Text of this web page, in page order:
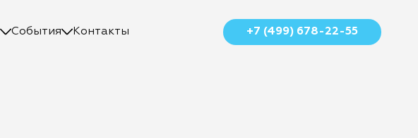
События Контакты +7 (499) 678-22-55